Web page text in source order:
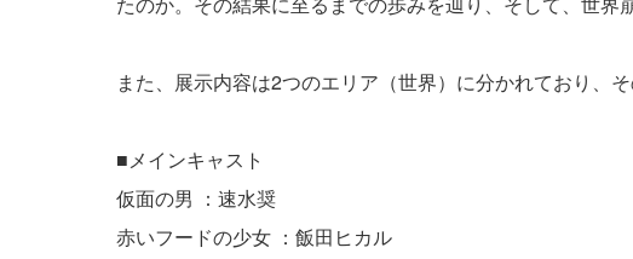
また、展示内容は2つのエリア（世界）に分かれており、
■メインキャスト
仮面の男 ：速水奨
赤いフードの少女 ：飯田ヒカル